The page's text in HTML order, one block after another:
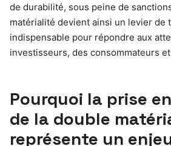
de durabilité, sous peine de
matérialité devient ainsi un levier de
indispensable pour répondre aux
investisseurs, des consommateurs
Pourquoi la prise
de la double
représente un